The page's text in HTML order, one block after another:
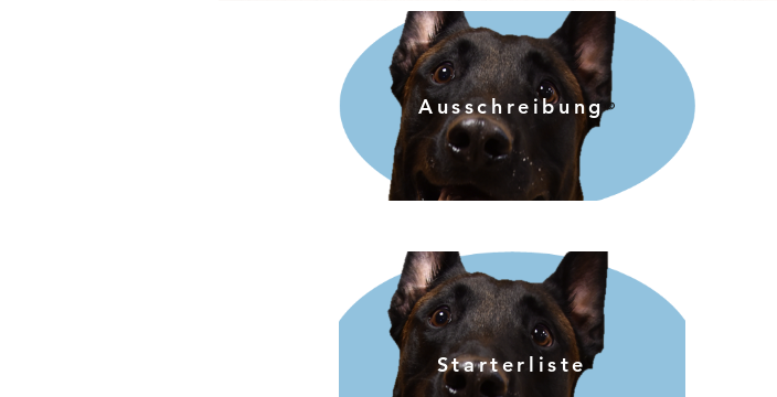
Ausschreibung
Starterliste